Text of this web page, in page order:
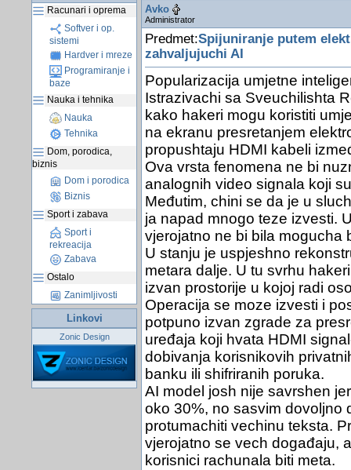
Racunari i oprema
Softver i op.
sistemi
Hardver i mreze
Programiranje i
baze
Nauka i tehnika
Nauka
Tehnika
Dom, porodica,
biznis
Dom i porodica
Biznis
Sport i zabava
Sport i
rekreacija
Zabava
Ostalo
Zanimljivosti
Linkovi
Zonic Design
Avko
Administrator
Predmet:Spijuniranje putem
zahvaljujuchi AI
Popularizacija umjetne
Istrazivachi sa Sveuchilishta
kako hakeri mogu koristiti
na ekranu presretanjem
propushtaju HDMI kabeli
Ova vrsta fenomena ne bi
analognih video signala koji
Međutim, chini se da je u
ja napad mnogo teze izvesti.
vjerojatno ne bi bila mogucha
U stanju je uspjeshno
metara dalje. U tu svrhu
izvan prostorije u kojoj radi
Operacija se moze izvesti i
potpuno izvan zgrade za
uređaja koji hvata HDMI
dobivanja korisnikovih
banku ili shifriranih poruka.
AI model josh nije savrshen
oko 30%, no sasvim dovoljno
protumachiti vechinu teksta.
vjerojatno se vech događaju,
korisnici rachunala biti meta.